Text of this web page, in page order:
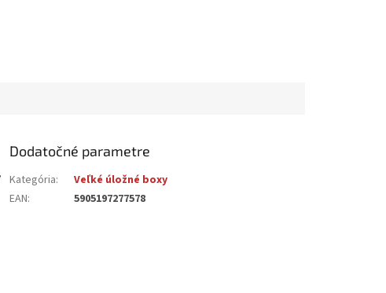
Dodatočné parametre
Kategória:
Veľké úložné boxy
EAN: 5905197277578